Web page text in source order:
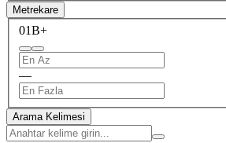
Metrekare
01B+
—
Arama Kelimesi